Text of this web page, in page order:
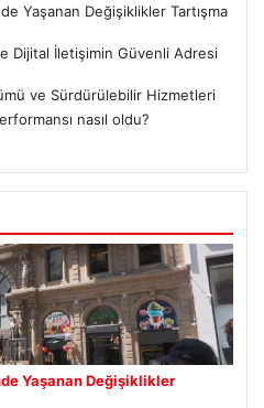
Yaşanan Değişiklikler Tartışma
Dijital İletişimin Güvenli Adresi
ve Sürdürülebilir Hizmetleri
nasıl oldu?
Yaşanan Değişiklikler